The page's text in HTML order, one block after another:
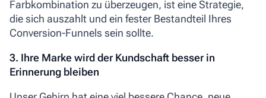
Farbkombination zu überzeugen, ist eine Strategie,
die sich auszahlt und ein fester Bestandteil Ihres
Conversion-Funnels sein sollte.
3. Ihre Marke wird der Kundschaft besser in
Erinnerung bleiben